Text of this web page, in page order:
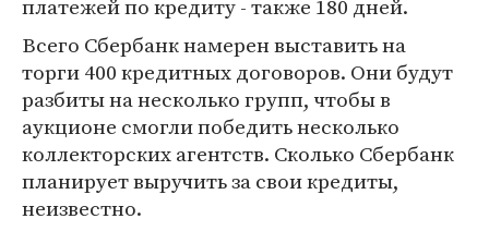
платежей по кредиту - также 180 дней.
Всего Сбербанк намерен выставить на
торги 400 кредитных договоров. Они будут
разбиты на несколько групп, чтобы в
аукционе смогли победить несколько
коллекторских агентств. Сколько Сбербанк
планирует выручить за свои кредиты,
неизвестно.